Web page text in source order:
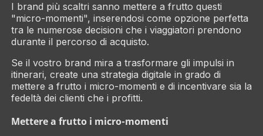
I brand più scaltri sanno mettere a frutto questi
"micro-momenti", inserendosi come opzione perfetta
tra le numerose decisioni che i viaggiatori prendono
durante il percorso di acquisto.
Se il vostro brand mira a trasformare gli impulsi in
itinerari, create una strategia digitale in grado di
mettere a frutto i micro-momenti e di incentivare sia la
fedeltà dei clienti che i profitti.
Mettere a frutto i micro-momenti